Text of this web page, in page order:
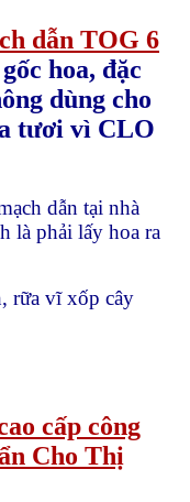
dẫn TOG 6
hoa, đặc
dùng cho
tươi vì CLO
dẫn tại nhà
là phải lấy hoa ra
rữa vĩ xốp cây
cấp công
Cho Thị